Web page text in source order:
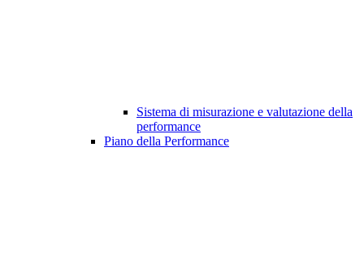
Sistema di misurazione e valutazione della
performance
Piano della Performance